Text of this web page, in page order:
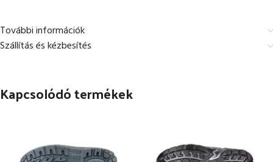
További információk
Szállítás és kézbesítés
Kapcsolódó termékek